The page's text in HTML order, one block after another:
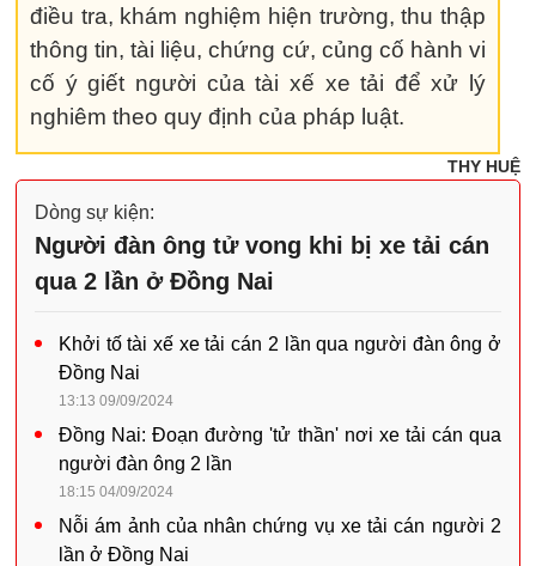
điều tra, khám nghiệm hiện trường, thu thập
thông tin, tài liệu, chứng cứ, củng cố hành vi
cố ý giết người của tài xế xe tải để xử lý
nghiêm theo quy định của pháp luật.
THY HUỆ
Dòng sự kiện:
Người đàn ông tử vong khi bị xe tải cán
qua 2 lần ở Đồng Nai
Khởi tố tài xế xe tải cán 2 lần qua người đàn ông ở
Đồng Nai
13:13 09/09/2024
Đồng Nai: Đoạn đường 'tử thần' nơi xe tải cán qua
người đàn ông 2 lần
18:15 04/09/2024
Nỗi ám ảnh của nhân chứng vụ xe tải cán người 2
lần ở Đồng Nai